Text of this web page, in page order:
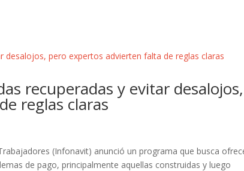
recuperadas y evitar desalojos,
reglas claras
(Infonavit) anunció un programa que busca
de pago, principalmente aquellas construidas y luego